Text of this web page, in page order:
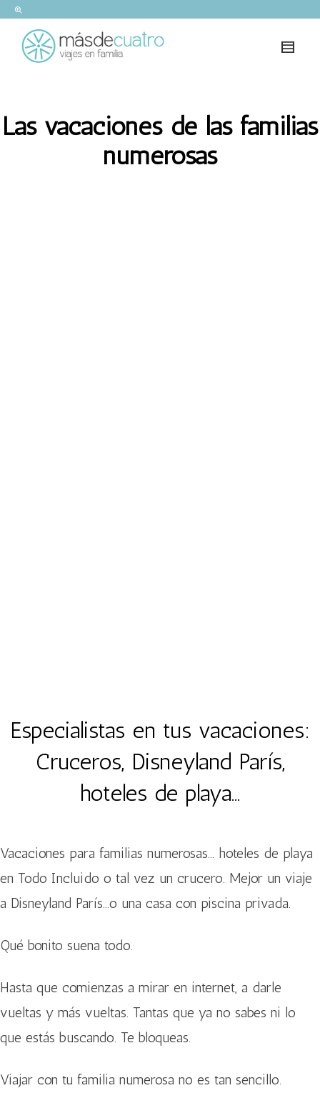
Las vacaciones de las familias
numerosas
Especialistas en tus vacaciones:
Cruceros, Disneyland París,
hoteles de playa…
Vacaciones para familias numerosas… hoteles de playa
en Todo Incluido o tal vez un crucero. Mejor un viaje
a Disneyland París…o una casa con piscina privada.
Qué bonito suena todo.
Hasta que comienzas a mirar en internet, a darle
vueltas y más vueltas. Tantas que ya no sabes ni lo
que estás buscando. Te bloqueas.
Viajar con tu familia numerosa no es tan sencillo.